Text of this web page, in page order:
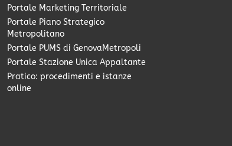
Portale Marketing Territoriale
Portale Piano Strategico
Metropolitano
Portale PUMS di GenovaMetropoli
Portale Stazione Unica Appaltante
Pratico: procedimenti e istanze
online